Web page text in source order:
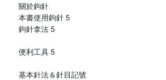
關於鉤針
本書使用鉤針 5
鉤針拿法 5
便利工具 5
基本針法＆針目記號